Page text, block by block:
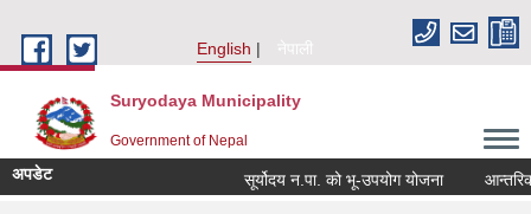
English
नेपाली
Suryodaya Municipality
Government of Nepal
अपडेट सूर्योदय न.पा. को भू-उपयोग योजना आन्तरिक